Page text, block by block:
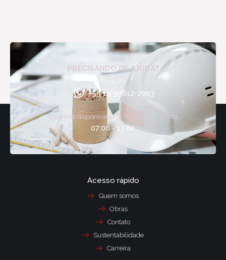
PRECISANDO DE AJUDA?
+55 19 99612-2003
Estamos disponíveis de Segunda - Sexta
07:00 - 17:00
Acesso rápido
Quem somos
Obras
Contato
Sustentabilidade
Carreira